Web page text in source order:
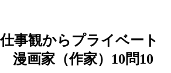
事観からプライベート
漫画家（作家）10問10